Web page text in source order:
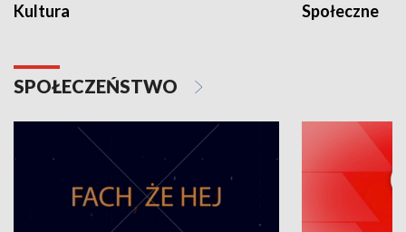
Kultura Społeczne
SPOŁECZEŃSTWO